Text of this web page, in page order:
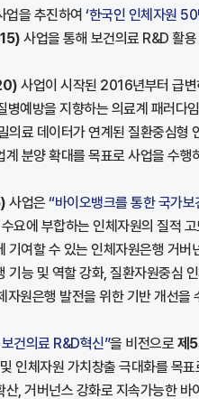
업을 추진하여 ‘한국인 인체자원 50
사업을 통해 보건의료 R&D 활
사업이 시작된 2016년부터 급
병예방을 지향하는 의료계 패러다
의료 데이터가 연계된 질환중심형
계 분양 확대를 목표로 사업을 수행
사업은“바이오뱅크를 통한 국가
요에 부합하는 인체자원의 질적
기여할 수 있는 인체자원은행 거버
기능 및 역할 강화, 질환자원중심
자원은행 발전을 위한 기반 개선을
건의료 R&D혁신”을 비전으로 제
인체자원 가치창출 극대화를 목
, 거버넌스 강화로 지속가능한